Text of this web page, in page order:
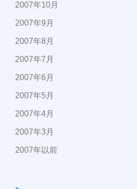
2007年10月
2007年9月
2007年8月
2007年7月
2007年6月
2007年5月
2007年4月
2007年3月
2007年以前